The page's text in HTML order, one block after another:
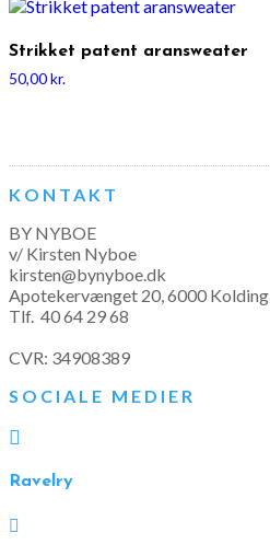
Strikket patent aransweater
50,00kr.
KONTAKT
BY NYBOE
v/ Kirsten Nyboe
kirsten@bynyboe.dk
Apotekervænget 20, 6000 Kolding
Tlf. 40 64 29 68
CVR: 34908389
SOCIALE MEDIER

Ravelry
